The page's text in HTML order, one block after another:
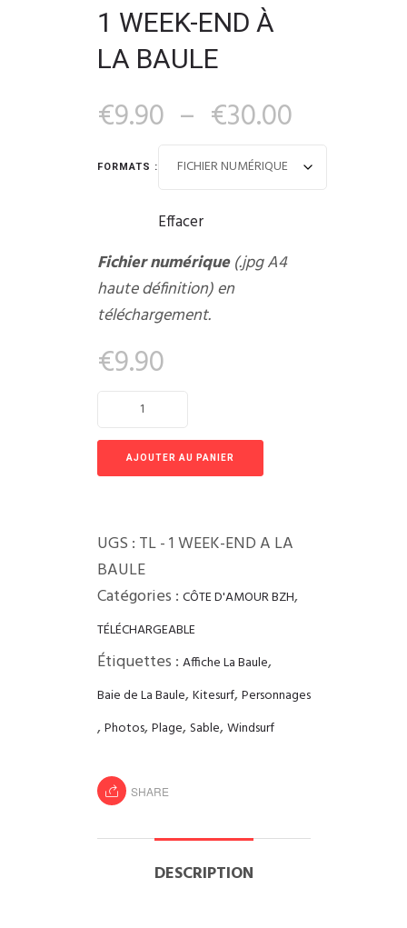
1 WEEK-END À
LA BAULE
€9.90 – €30.00
FORMATS :
Effacer
Fichier numérique(.jpg A4
haute définition) en
téléchargement.
€9.90
AJOUTER AU PANIER
UGS : TL - 1 WEEK-END A LA
BAULE
Catégories : CÔTE D'AMOUR BZH,
TÉLÉCHARGEABLE
Étiquettes : Affiche La Baule,
Baie de La Baule,Kitesurf,Personnages
,Photos,Plage, Sable,Windsurf
SHARE
DESCRIPTION